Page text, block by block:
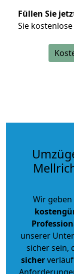
Füllen Sie
Sie
Wir geben
unserer
sicher sein,
sicher